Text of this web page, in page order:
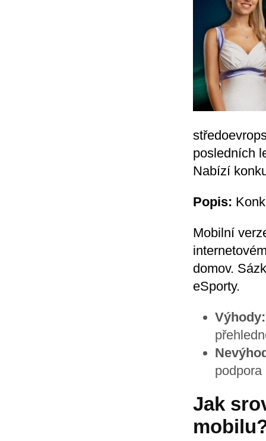
posledních
Nabízí
Popis:
Mobilní
domov.
eSporty.
Výhody:
Jak